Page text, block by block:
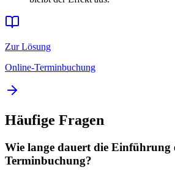
Zur Lösung
Online-Terminbuchung
Häufige Fragen
Wie lange dauert die Einführung
Terminbuchung?